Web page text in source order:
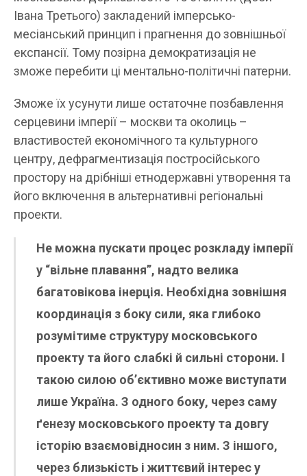
Івана Третього) закладений імперсько-
месіанський принцип і прагнення до зовнішньої
експансії. Тому позірна демократизація не
зможе перебити ці ментально-політичні патерни.
Зможе їх усунути лише остаточне позбавлення
серцевини імперії – москви та околиць –
властивостей економічного та культурного
центру, дефрагментизація постросійського
простору на дрібніші етнодержавні утворення та
його включення в альтернативні регіональні
проекти.
Не можна пускати процес розкладу імперії
у “вільне плавання”, надто велика
багатовікова інерція. Необхідна зовнішня
координація з боку сили, яка глибоко
розумітиме структуру московського
проекту та його слабкі й сильні сторони. І
такою силою об’єктивно може виступати
лише Україна. З одного боку, через саму
ґенезу московського проекту та довгу
історію взаємовідносин з ним. З іншого,
через близькість і життєвий інтерес у